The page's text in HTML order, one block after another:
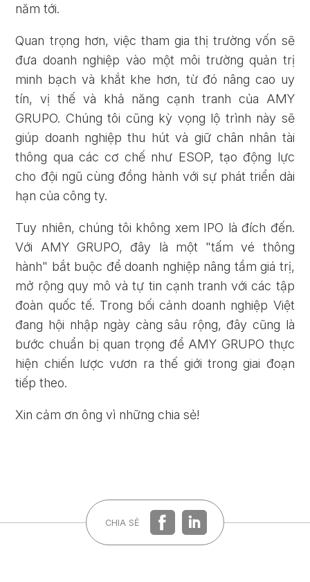
năm tới.
Quan trọng hơn, việc tham gia thị trường vốn sẽ
đưa doanh nghiệp vào một môi trường quản trị
minh bạch và khắt khe hơn, từ đó nâng cao uy
tín, vị thế và khả năng cạnh tranh của AMY
GRUPO. Chúng tôi cũng kỳ vọng lộ trình này sẽ
giúp doanh nghiệp thu hút và giữ chân nhân tài
thông qua các cơ chế như ESOP, tạo động lực
cho đội ngũ cùng đồng hành với sự phát triển dài
hạn của công ty.
Tuy nhiên, chúng tôi không xem IPO là đích đến.
Với AMY GRUPO, đây là một "tấm vé thông
hành" bắt buộc để doanh nghiệp nâng tầm giá trị,
mở rộng quy mô và tự tin cạnh tranh với các tập
đoàn quốc tế. Trong bối cảnh doanh nghiệp Việt
đang hội nhập ngày càng sâu rộng, đây cũng là
bước chuẩn bị quan trọng để AMY GRUPO thực
hiện chiến lược vươn ra thế giới trong giai đoạn
tiếp theo.
Xin cảm ơn ông vì những chia sẻ!
CHIA SẺ